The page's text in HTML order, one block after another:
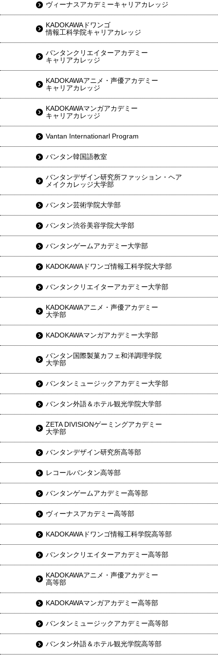
ヴィーナスアカデミーキャリアカレッジ
KADOKAWAドワンゴ
情報工科学院キャリアカレッジ
バンタンクリエイターアカデミー
キャリアカレッジ
KADOKAWAアニメ・声優アカデミー
キャリアカレッジ
KADOKAWAマンガアカデミー
キャリアカレッジ
Vantan Internationarl Program
バンタン韓国語教室
バンタンデザイン研究所ファッション・ヘア
メイクカレッジ大学部
バンタン芸術学院大学部
バンタン渋谷美容学院大学部
バンタンゲームアカデミー大学部
KADOKAWAドワンゴ情報工科学院大学部
バンタンクリエイターアカデミー大学部
KADOKAWAアニメ・声優アカデミー
大学部
KADOKAWAマンガアカデミー大学部
バンタン国際製菓カフェ和洋調理学院
大学部
バンタンミュージックアカデミー大学部
バンタン外語＆ホテル観光学院大学部
ZETA DIVISIONゲーミングアカデミー
大学部
バンタンデザイン研究所高等部
レコールバンタン高等部
バンタンゲームアカデミー高等部
ヴィーナスアカデミー高等部
KADOKAWAドワンゴ情報工科学院高等部
バンタンクリエイターアカデミー高等部
KADOKAWAアニメ・声優アカデミー
高等部
KADOKAWAマンガアカデミー高等部
バンタンミュージックアカデミー高等部
バンタン外語＆ホテル観光学院高等部